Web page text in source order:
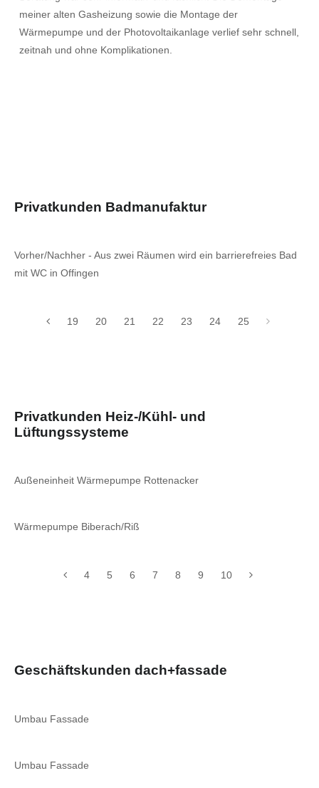
meiner alten Gasheizung sowie die Montage der
Wärmepumpe und der Photovoltaikanlage verlief sehr schnell,
zeitnah und ohne Komplikationen.
Privatkunden Badmanufaktur
Vorher/Nachher - Aus zwei Räumen wird ein barrierefreies Bad
mit WC in Offingen
19 20 21 22 23 24 25
Privatkunden Heiz-/Kühl- und
Lüftungssysteme
Außeneinheit Wärmepumpe Rottenacker
Wärmepumpe Biberach/Riß
4 5 6 7 8 9 10
Geschäftskunden dach+fassade
Umbau Fassade
Umbau Fassade